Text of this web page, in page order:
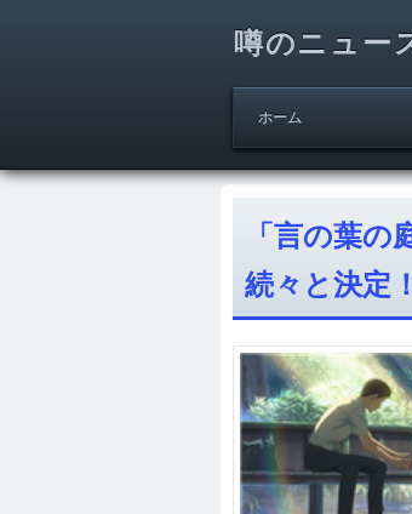
噂のニュー
ホーム
「言の葉
続々と決定